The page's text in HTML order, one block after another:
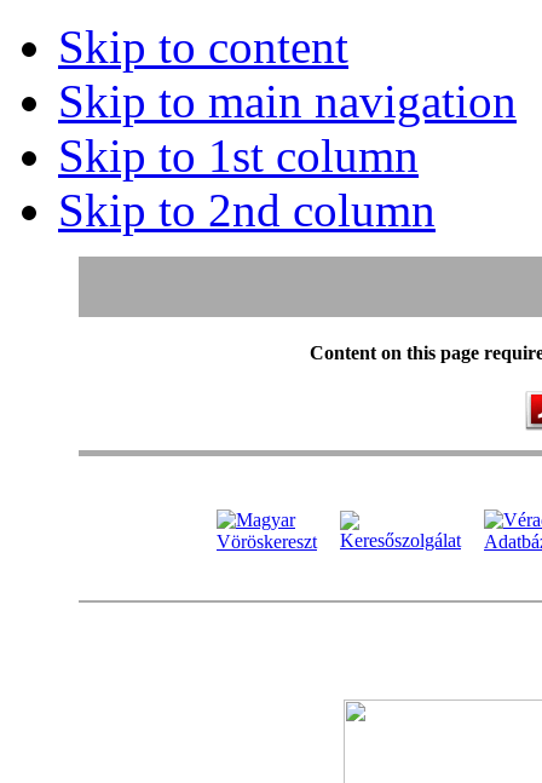
Skip to content
Skip to main navigation
Skip to 1st column
Skip to 2nd column
Content on this page